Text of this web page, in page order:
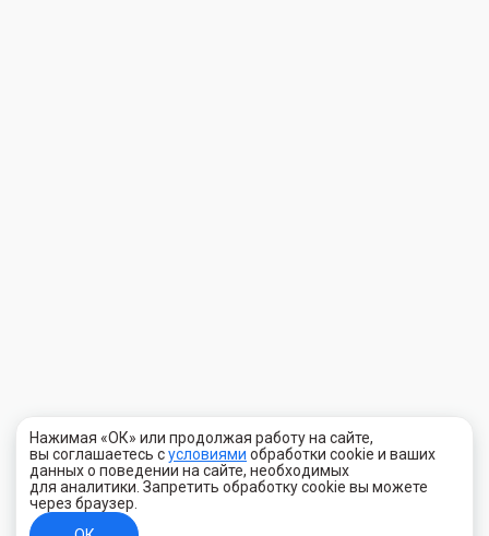
Нажимая «ОК» или продолжая работу на сайте,
вы соглашаетесь сусловиями обработки cookie и ваших
данных о поведении на сайте, необходимых
для аналитики. Запретить обработку cookie вы можете
через браузер.